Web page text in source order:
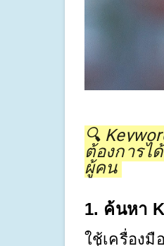
🔍
ต้องการไ
ผู้คน
1. ค้นหา
ใช้เครื่องมื